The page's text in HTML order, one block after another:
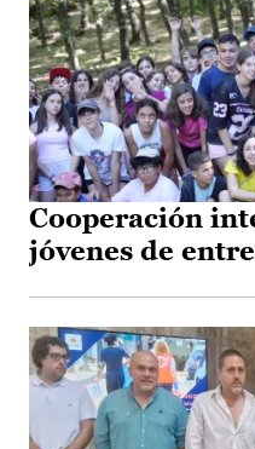
Cooperación
jóvenes de